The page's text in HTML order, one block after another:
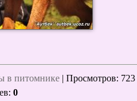
в питомнике | Просмотров:
: 0